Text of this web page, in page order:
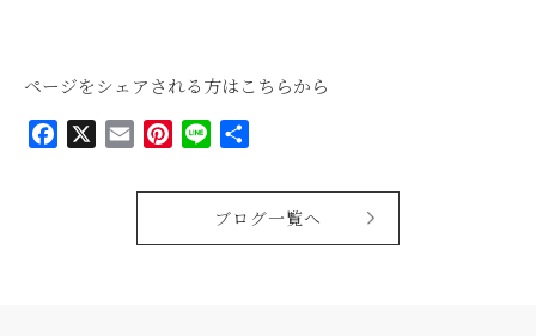
ページをシェアされる方はこちらから
Facebook EmailPinterest
Line
ブログ一覧へ